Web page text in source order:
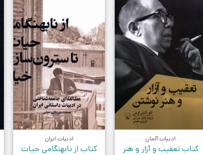
ادبیات آلمان
کتاب تعقیب و آزار و هنر
ادبیات ایران
کتاب از نابهنگامی حیات